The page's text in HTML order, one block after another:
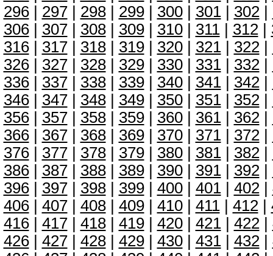
296| 297| 298| 299| 300| 301| 302|
306| 307| 308| 309| 310| 311| 312|
316| 317| 318| 319| 320| 321| 322|
326| 327| 328| 329| 330| 331| 332|
336| 337| 338| 339| 340| 341| 342|
346| 347| 348| 349| 350| 351| 352|
356| 357| 358| 359| 360| 361| 362|
366| 367| 368| 369| 370| 371| 372|
376| 377| 378| 379| 380| 381| 382|
386| 387| 388| 389| 390| 391| 392|
396| 397| 398| 399| 400| 401| 402|
406| 407| 408| 409| 410| 411| 412|
416| 417| 418| 419| 420| 421| 422|
426| 427| 428| 429| 430| 431| 432|